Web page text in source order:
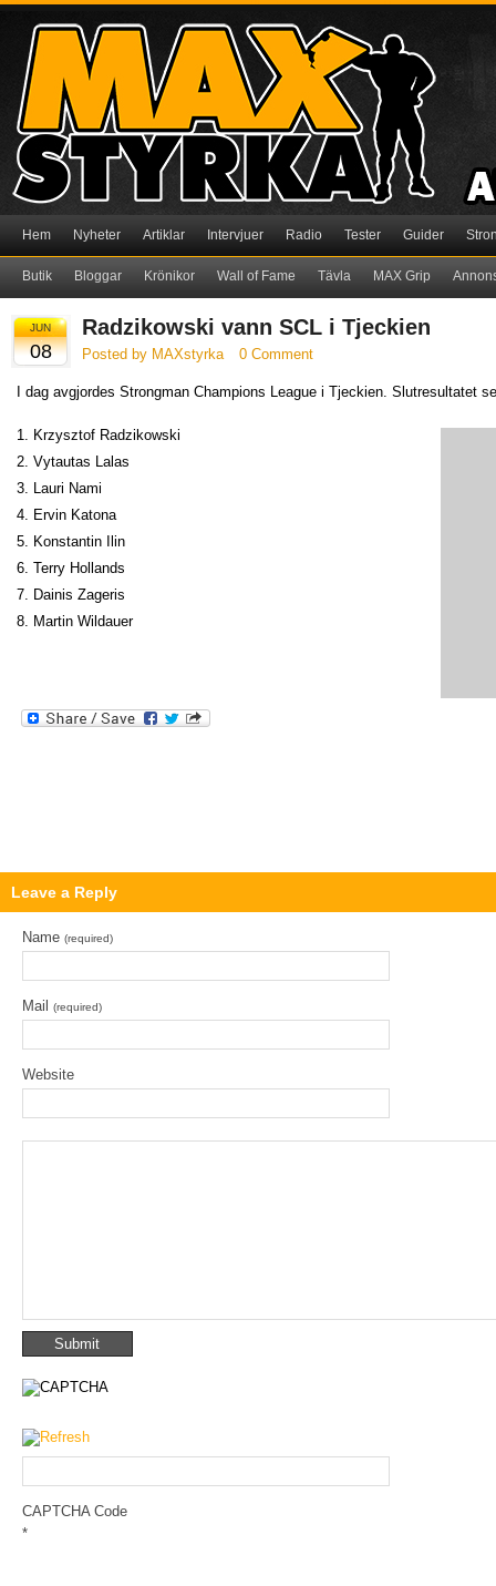
Hem Nyheter Artiklar Intervjuer Radio Tester Guider
Butik Bloggar Krönikor Wall of Fame Tävla MAX Grip
JUN
08
Radzikowski vann SCL i Tjeckien
Posted by MAXstyrka 0 Comment
I dag avgjordes Strongman Champions League i Tjeckien. Slutresultatet
1. Krzysztof Radzikowski
2. Vytautas Lalas
3. Lauri Nami
4. Ervin Katona
5. Konstantin Ilin
6. Terry Hollands
7. Dainis Zageris
8. Martin Wildauer
Leave a Reply
Name (required)
Mail (required)
Website
CAPTCHA Code
*